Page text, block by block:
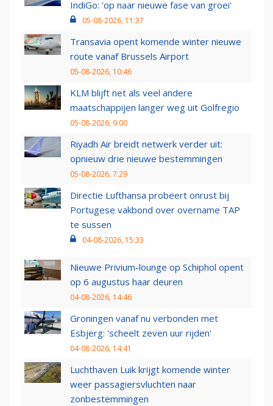
IndiGo: 'op naar nieuwe fase van groei'
05-08-2026, 11:37
Transavia opent komende winter nieuwe
route vanaf Brussels Airport
05-08-2026, 10:46
KLM blijft net als veel andere
maatschappijen langer weg uit Golfregio
05-08-2026, 9:00
Riyadh Air breidt netwerk verder uit:
opnieuw drie nieuwe bestemmingen
05-08-2026, 7:29
Directie Lufthansa probeert onrust bij
Portugese vakbond over overname TAP
te sussen
04-08-2026, 15:33
Nieuwe Privium-lounge op Schiphol opent
op 6 augustus haar deuren
04-08-2026, 14:46
Groningen vanaf nu verbonden met
Esbjerg: 'scheelt zeven uur rijden'
04-08-2026, 14:41
Luchthaven Luik krijgt komende winter
weer passagiersvluchten naar
zonbestemmingen